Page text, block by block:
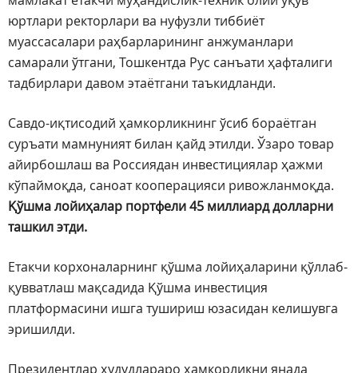
юртлари ректорлари ва нуфузли тиббиёт
муассасалари раҳбарларининг анжуманлари
самарали ўтгани, Тошкентда Рус санъати ҳафталиги
тадбирлари давом этаётгани таъкидланди.
Савдо-иқтисодий ҳамкорликнинг ўсиб бораётган
суръати мамнуният билан қайд этилди. Ўзаро товар
айирбошлаш ва Россиядан инвестициялар ҳажми
кўпаймоқда, саноат кооперацияси ривожланмоқда.
Қўшма лойиҳалар портфели 45 миллиард долларни
ташкил этди.
Етакчи корхоналарнинг қўшма лойиҳаларини қўллаб-
қувватлаш мақсадида Қўшма инвестиция
платформасини ишга тушириш юзасидан келишувга
эришилди.
Президентлар ҳудудлараро ҳамкорликни янада